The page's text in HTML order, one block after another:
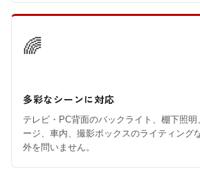
🌈
多彩なシーンに対応
テレビ・PC背面のバックライト、棚下照
ージ、車内、撮影ボックスのライティング
外を問いません。